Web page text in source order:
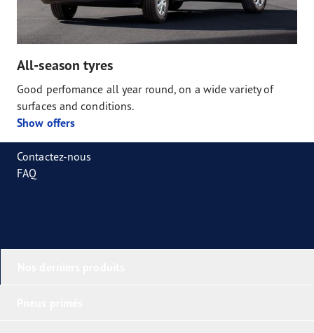
All-season tyres
Good perfomance all year round, on a wide variety of
surfaces and conditions.
Show offers
Contactez-nous
FAQ